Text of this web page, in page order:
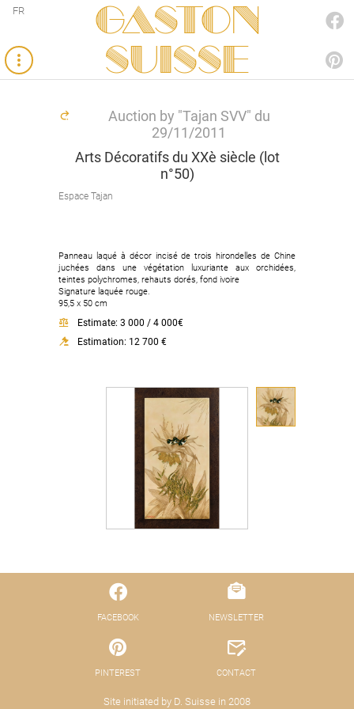
Gaston
SUISSE
FR
Auction by "Tajan SVV" du
29/11/2011
Arts Décoratifs du XXè siècle (lot
n°50)
Espace Tajan
Panneau laqué à décor incisé de trois hirondelles de Chine
juchées dans une végétation luxuriante aux orchidées,
teintes polychromes, rehauts dorés, fond ivoire
Signature laquée rouge.
95,5 x 50 cm
Estimate: 3 000 / 4 000€
Estimation: 12 700 €
FACEBOOK
PINTEREST
Site initiated by D. Suisse in 2008
NEWSLETTER
CONTACT